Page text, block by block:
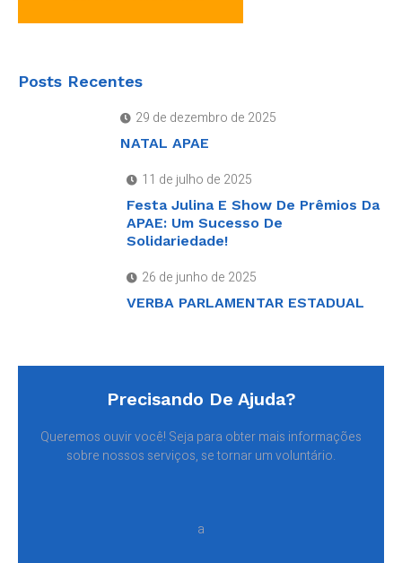
Posts Recentes
29 de dezembro de 2025
NATAL APAE
11 de julho de 2025
Festa Julina E Show De Prêmios Da
APAE: Um Sucesso De
Solidariedade!
26 de junho de 2025
VERBA PARLAMENTAR ESTADUAL
Precisando De Ajuda?
Queremos ouvir você! Seja para obter mais informações
sobre nossos serviços, se tornar um voluntário.
a